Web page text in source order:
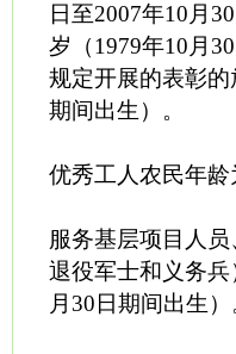
日至2007年10月
岁（1979年10月
规定开展的表彰的
期间出生）。
优秀工人农民年龄
服务基层项目人
退役军士和义务兵
月30日期间出生）